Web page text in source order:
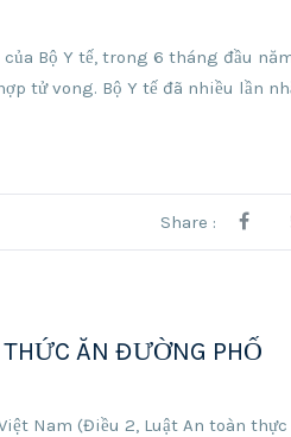
Bộ Y tế, trong 6 tháng đầu
tử vong. Bộ Y tế đã nhiều lần
Share :
ĂN ĐƯỜNG PHỐ
Nam (Điều 2, Luật An toàn thực